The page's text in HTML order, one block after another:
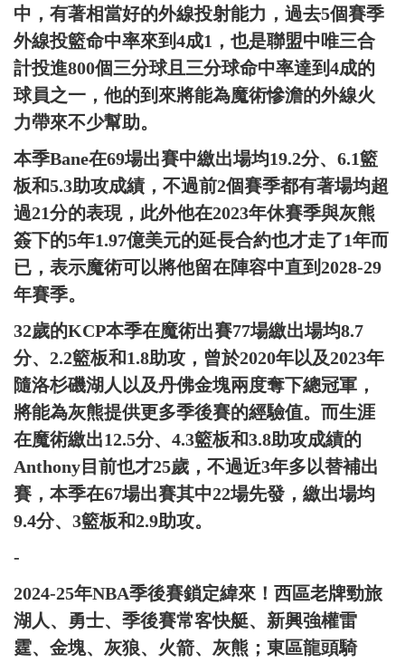
中，有著相當好的外線投射能力，過去5個賽季
外線投籃命中率來到4成1，也是聯盟中唯三合
計投進800個三分球且三分球命中率達到4成的
球員之一，他的到來將能為魔術慘澹的外線火
力帶來不少幫助。
本季Bane在69場出賽中繳出場均19.2分、6.1籃
板和5.3助攻成績，不過前2個賽季都有著場均超
過21分的表現，此外他在2023年休賽季與灰熊
簽下的5年1.97億美元的延長合約也才走了1年而
已，表示魔術可以將他留在陣容中直到2028-29
年賽季。
32歲的KCP本季在魔術出賽77場繳出場均8.7
分、2.2籃板和1.8助攻，曾於2020年以及2023年
隨洛杉磯湖人以及丹佛金塊兩度奪下總冠軍，
將能為灰熊提供更多季後賽的經驗值。而生涯
在魔術繳出12.5分、4.3籃板和3.8助攻成績的
Anthony目前也才25歲，不過近3年多以替補出
賽，本季在67場出賽其中22場先發，繳出場均
9.4分、3籃板和2.9助攻。
-
2024-25年NBA季後賽鎖定緯來！西區老牌勁旅
湖人、勇士、季後賽常客快艇、新興強權雷
霆、金塊、灰狼、火箭、灰熊；東區龍頭騎